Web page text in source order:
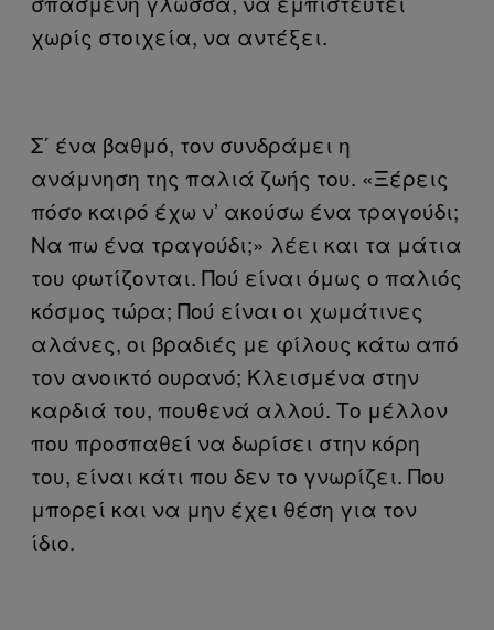
χωρίς στοιχεία, να αντέξει.
Σ΄ ένα βαθμό, τον συνδράμει η
ανάμνηση της παλιά ζωής του. «Ξέρεις
πόσο καιρό έχω ν’ ακούσω ένα τραγούδι;
Να πω ένα τραγούδι;» λέει και τα μάτια
του φωτίζονται. Πού είναι όμως ο παλιός
κόσμος τώρα; Πού είναι οι χωμάτινες
αλάνες, οι βραδιές με φίλους κάτω από
τον ανοικτό ουρανό; Κλεισμένα στην
καρδιά του, πουθενά αλλού. Το μέλλον
που προσπαθεί να δωρίσει στην κόρη
του, είναι κάτι που δεν το γνωρίζει. Που
μπορεί και να μην έχει θέση για τον
ίδιο.